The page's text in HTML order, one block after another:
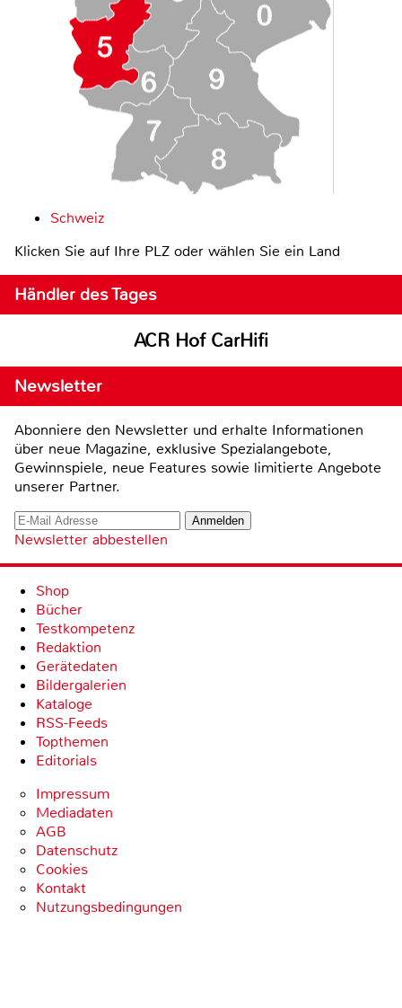
Schweiz
Klicken Sie auf Ihre PLZ oder wählen Sie ein Land
Händler des Tages
ACR Hof CarHifi
Newsletter
Abonniere den Newsletter und erhalte Informationen
über neue Magazine, exklusive Spezialangebote,
Gewinnspiele, neue Features sowie limitierte Angebote
unserer Partner.
Newsletter abbestellen
Shop
Bücher
Testkompetenz
Redaktion
Gerätedaten
Bildergalerien
Kataloge
RSS-Feeds
Topthemen
Editorials
Impressum
Mediadaten
AGB
Datenschutz
Cookies
Kontakt
Nutzungsbedingungen